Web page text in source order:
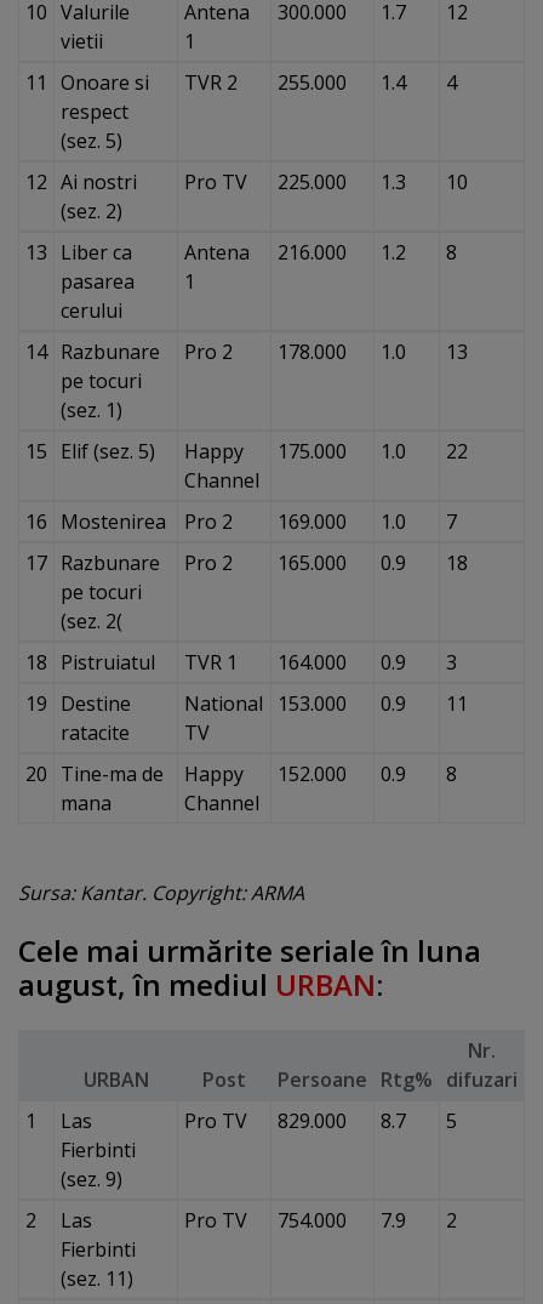
10 Valurile
vietii
Antena
1
300.000 1.7 12
11
Onoare si
respect
(sez. 5)
TVR 2 255.000 1.4 4
12 Ai nostri
(sez. 2)
Pro TV 225.000 1.3 10
13 Liber ca
pasarea
cerului
Antena
1
216.000 1.2 8
14 Razbunare
pe tocuri
(sez. 1)
Pro 2 178.000 1.0 13
15 Elif (sez. 5)
Happy
Channel
175.000 1.0 22
16 Mostenirea Pro 2 169.000 1.0
7
17 Razbunare
pe tocuri
(sez. 2(
Pro 2 165.000 0.9 18
18 Pistruiatul TVR 1 164.000 0.9
3
19 Destine
ratacite
National
TV
153.000 0.9 11
20 Tine-ma de
mana
Happy
Channel
152.000 0.9 8
Sursa: Kantar. Copyright: ARMA
Cele mai urmărite seriale în luna
august, în mediul URBAN:
URBAN Post Persoane Rtg%
Nr.
difuzari
1
Las
Fierbinti
(sez. 9)
Pro TV 829.000 8.7 5
2
Las
Fierbinti
(sez. 11)
Pro TV 754.000 7.9 2